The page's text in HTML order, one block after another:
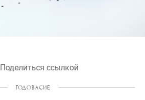
Поделиться ссылкой
ГОДОВАСИЕ